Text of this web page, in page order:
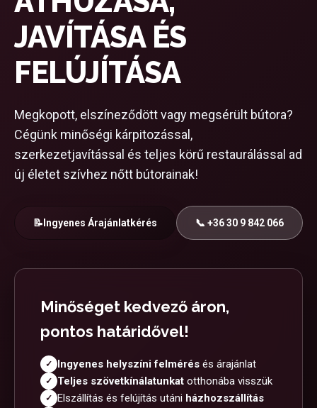
JAVÍTÁSA ÉS
FELÚJÍTÁSA
Megkopott, elszíneződött vagy megsérült bútora?
Cégünk minőségi kárpitozással,
szerkezetjavítással és teljes körű restaurálással ad
új életet szívhez nőtt bútorainak!
📝 Ingyenes Árajánlatkérés 📞 +36 30 9 842 066
Minőséget kedvező áron,
pontos határidővel!
✓ Ingyenes helyszíni felmérés és árajánlat
✓ Teljes szövetkínálatunkat otthonába visszük
✓ Elszállítás és felújítás utáni házhozszállítás